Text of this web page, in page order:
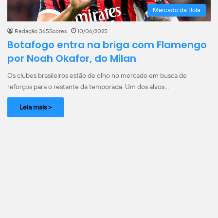
Mercado da Bola
Redação 365Scores 10/06/2025
Botafogo entra na briga com Flamengo
por Noah Okafor, do Milan
Os clubes brasileiros estão de olho no mercado em busca de
reforços para o restante da temporada. Um dos alvos…
Leia mais >